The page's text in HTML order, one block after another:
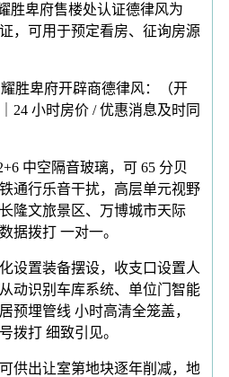
卑府售楼处认证德律风为
，可用于预定看房、征询房源
卑府开辟商德律风：（开
24 小时房价 / 优惠消息及时同
中空隔音玻璃，可 65 分贝
通行乐音干扰，高层单元视野
隆文旅景区、万博城市天际
据拨打 一对一。
置装备摆设，收支口设置人
动识别车库系统、单位门智能
预埋管线 小时高清全笼盖，
拨打 细致引见。
出让室第地块逐年削减，地